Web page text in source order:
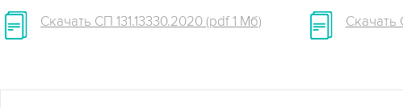
Скачать СП 131.13330.2020 (pdf 1 Мб)
Скачать